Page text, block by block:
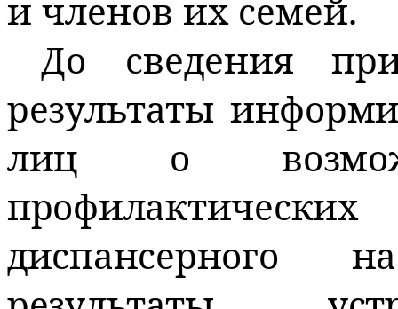
и членов их семей.
До сведения
результаты
лиц о
диспансерного